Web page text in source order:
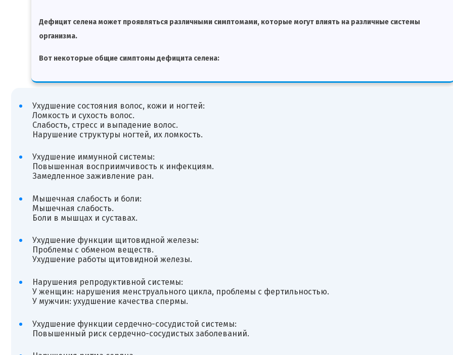
Дефицит селена может проявляться различными симптомами, которые могут влиять на различные системы
организма.
Вот некоторые общие симптомы дефицита селена:
Ухудшение состояния волос, кожи и ногтей:
Ломкость и сухость волос.
Слабость, стресс и выпадение волос.
Нарушение структуры ногтей, их ломкость.
Ухудшение иммунной системы:
Повышенная восприимчивость к инфекциям.
Замедленное заживление ран.
Мышечная слабость и боли:
Мышечная слабость.
Боли в мышцах и суставах.
Ухудшение функции щитовидной железы:
Проблемы с обменом веществ.
Ухудшение работы щитовидной железы.
Нарушения репродуктивной системы:
У женщин: нарушения менструального цикла, проблемы с фертильностью.
У мужчин: ухудшение качества спермы.
Ухудшение функции сердечно-сосудистой системы:
Повышенный риск сердечно-сосудистых заболеваний.